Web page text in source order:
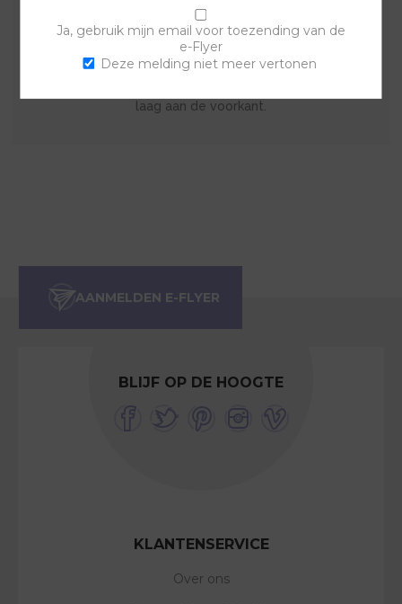
Met deze sierring en een van de banden kan je zelf je
eigen horloge samenstellen. De lyric sierring bestaat uit
laag aan de voorkant.
BLIJF OP DE HOOGTE
KLANTENSERVICE
Over ons
Ja, gebruik mijn email voor toezending van de
e-Flyer
Deze melding niet meer vertonen